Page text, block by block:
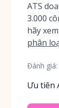
ATS
3.000
hãy xem
phân
Đánh giá:
Ưu tiên